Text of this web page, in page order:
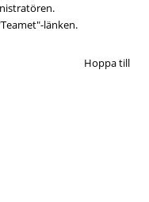
länken.
Hoppa till